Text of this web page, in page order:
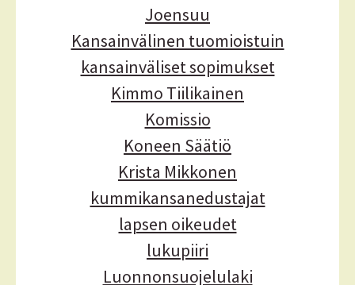
Joensuu
Kansainvälinen tuomioistuin
kansainväliset sopimukset
Kimmo Tiilikainen
Komissio
Koneen Säätiö
Krista Mikkonen
kummikansanedustajat
lapsen oikeudet
lukupiiri
Luonnonsuojelulaki